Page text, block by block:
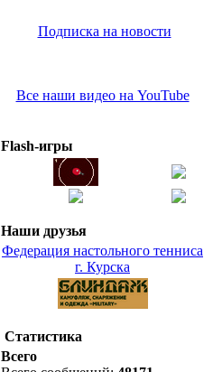
Подписка на новости
Все наши видео на YouTube
Flash-игры
Наши друзья
Федерация настольного тенниса
г. Курска
Статистика
Всего